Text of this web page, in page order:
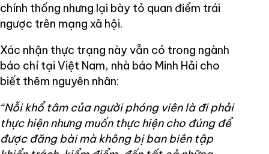
chính thống nhưng lại bày tỏ quan điểm trái
ngược trên mạng xã hội.
Xác nhận thực trạng này vẫn có trong ngành
báo chí tại Việt Nam, nhà báo Minh Hải cho
biết thêm nguyên nhân:
“Nỗi khổ tâm của người phóng viên là đi phải
thực hiện nhưng muốn thực hiện cho đúng để
được đăng bài mà không bị ban biên tập